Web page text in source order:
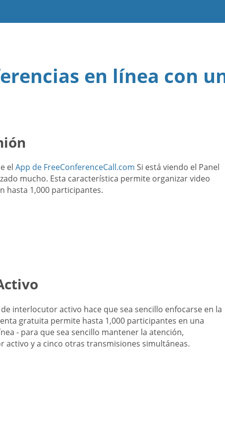
en línea con
el App de FreeConferenceCall.com Si está viendo el Panel
mucho. Esta característica permite organizar video
hasta 1,000 participantes.
interlocutor activo hace que sea sencillo enfocarse en la
gratuita permite hasta 1,000 participantes en una
- para que sea sencillo mantener la atención,
y a cinco otras transmisiones simultáneas.